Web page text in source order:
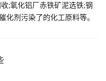
氧化铝厂赤铁矿泥选铁;钢
化剂污染了的化工原料等。